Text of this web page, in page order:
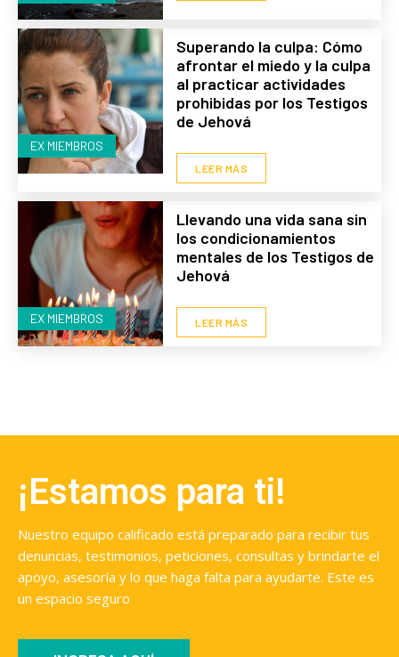
EX MIEMBROS
Superando la culpa: Cómo
afrontar el miedo y la culpa
al practicar actividades
prohibidas por los Testigos
de Jehová
LEER MÁS
EX MIEMBROS
Llevando una vida sana sin
los condicionamientos
mentales de los Testigos de
Jehová
LEER MÁS
¡Estamos para ti!
Nuestro equipo calificado está preparado para recibir tus
denuncias, testimonios, peticiones, consultas y brindarte el
apoyo, asesoría y lo que haga falta para ayudarte. Este es
un espacio seguro